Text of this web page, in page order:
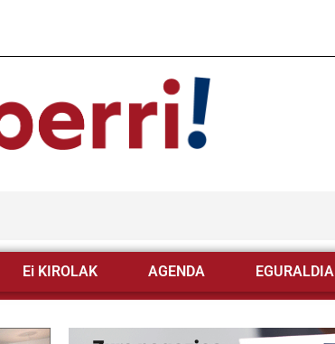
Ei KIROLAK AGENDA EGURALDIA